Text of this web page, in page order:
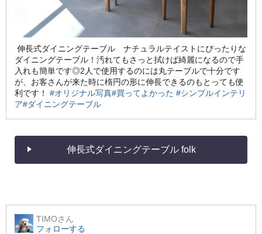
伸長式ダイニングテーブル ナチュラルテイストにぴったりな
ダイニングテーブル！汚れてもさっと拭けば綺麗になるので手
入れも簡単です◎2人で使用するのには丸テーブルで十分です
が、お客さんが来た時に楕円の形に伸長できるのもとっても便
利です！ #オリジナル写真#買ってよかった #シンプルインテリ
ア#ダイニングテーブル
伸長式ダイニングテーブル folk
TIMOさん
フォローする